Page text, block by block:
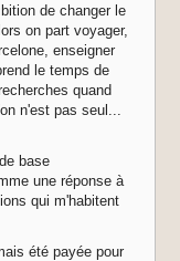
de changer le
on part voyager,
enseigner
le temps de
quand
n'est pas seul...
base
une réponse à
qui m'habitent
été payée pour